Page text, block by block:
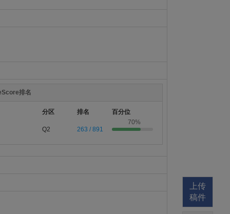
排名
分区 排名 百分位
Q2 263 / 891
70%
上传
稿件